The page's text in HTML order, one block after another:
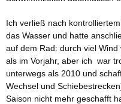
Ich verließ nach
das Wasser und hatte
auf dem Rad: durch viel
als im Vorjahr, aber ich war
unterwegs als 2010 und
Wechsel und
Saison nicht mehr geschafft